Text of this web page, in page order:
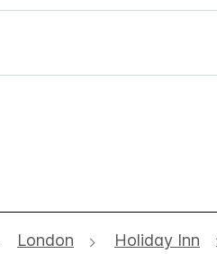
London Holiday Inn